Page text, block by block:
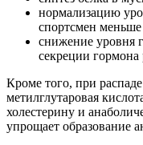
нормализацию
спортсмен меньше
снижение уровня
секреции гормона
Кроме того, при
метилглутаровая
холестерину и
упрощает образование